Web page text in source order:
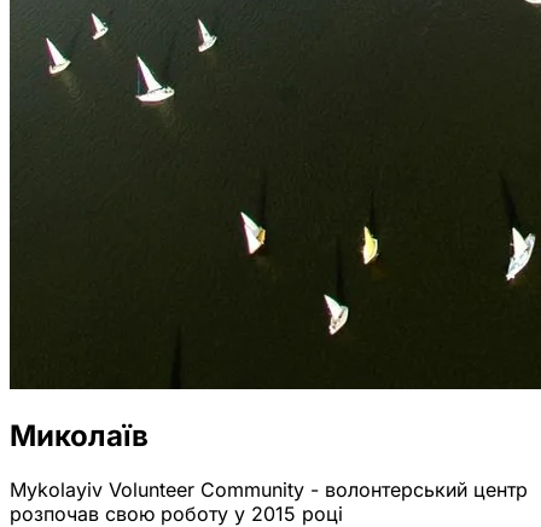
Миколаїв
Mykolayiv Volunteer Community - волонтерський центр
розпочав свою роботу у 2015 році